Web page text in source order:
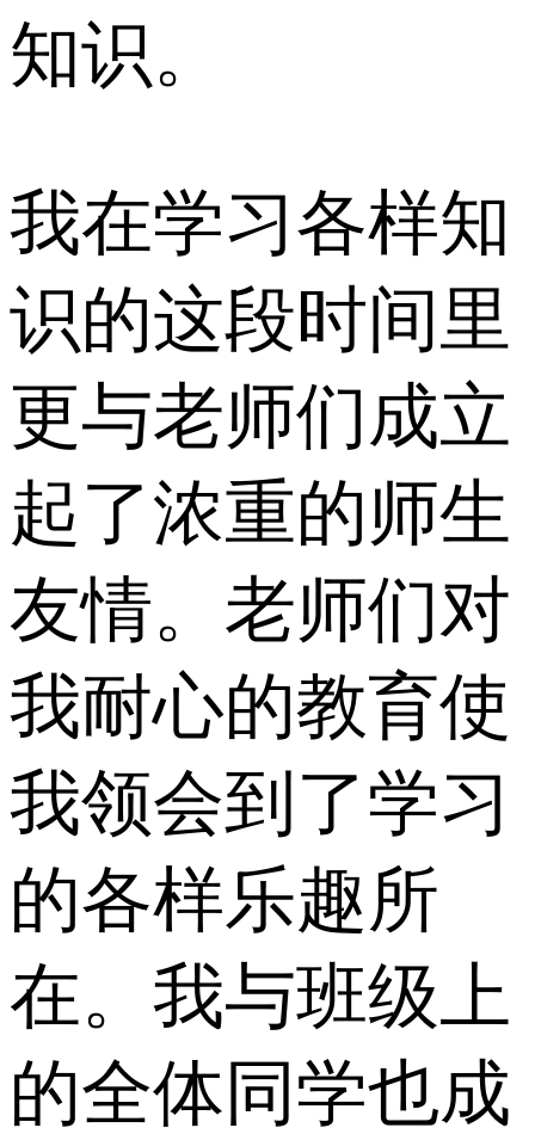
知识。
我在学习各样知
识的这段时间里
更与老师们成立
起了浓重的师生
友情。老师们对
我耐心的教育使
我领会到了学习
的各样乐趣所
在。我与班级上
的全体同学也成